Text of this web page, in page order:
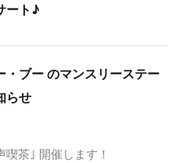
ート♪
ブー のマンスリーステー
らせ
茶｣ 開催します！